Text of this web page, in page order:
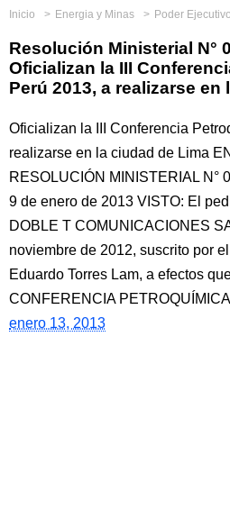
Inicio Energia y Minas Poder Ejecutivo
Resolución Ministerial N°
Oficializan la III
Perú 2013, a realizarse
Oficializan la III Conferencia
realizarse en la ciudad de Lima
RESOLUCIÓN MINISTERIAL N°
9 de enero de 2013 VISTO: El
DOBLE T COMUNICACIONES
noviembre de 2012, suscrito por
Eduardo Torres Lam, a efectos
CONFERENCIA
enero 13, 2013